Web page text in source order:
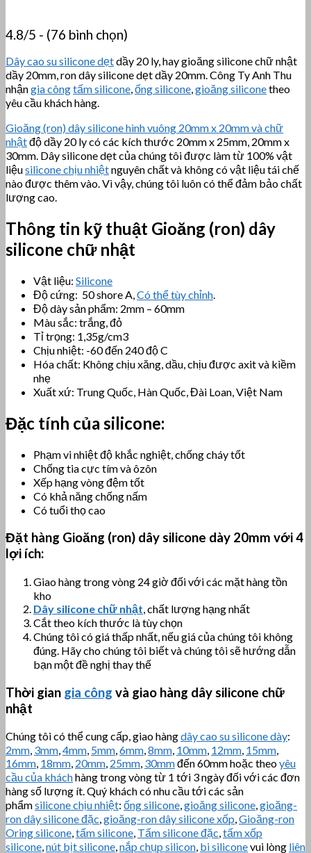
4.8/5 - (76 bình chọn)
Dây cao su silicone dẹtdầy 20 ly, hay gioăng silicone chữ nhật
dầy 20mm, ron dây silicone dẹt dầy 20mm. Công Ty Anh Thu
nhậngia côngtấm silicone,ống silicone,gioăng siliconetheo
yêu cầu khách hàng.
Gioăng (ron) dây silicone hình vuông 20mm x 20mm và chữ
nhậtđộ dầy 20 ly có các kích thước 20mm x 25mm, 20mm x
30mm. Dây silicone dẹt của chúng tôi được làm từ 100% vật
liệusilicone chịu nhiệtnguyên chất và không có vật liệu tái chế
nào được thêm vào. Vì vậy, chúng tôi luôn có thể đảm bảo chất
lượng cao.
Thông tin kỹ thuật Gioăng (ron) dây
silicone chữ nhật
Vật liệu: Silicone
Độ cứng: 50 shore A, Có thể tùy chỉnh
Độ dày sản phẩm: 2mm – 60mm
Màu sắc: trắng, đỏ
Tỉ trọng: 1,35g/cm3
Chịu nhiệt: -60 đến 240 độ C
Hóa chất: Không chịu xăng, dầu, chịu được axit và kiềm
nhẹ
Xuất xứ: Trung Quốc, Hàn Quốc, Đài Loan, Việt Nam
Đặc tính của silicone:
Phạm vi nhiệt độ khắc nghiệt, chống cháy tốt
Chống tia cực tím và ôzôn
Xếp hạng vòng đệm tốt
Có khả năng chống nấm
Có tuổi thọ cao
Đặt hàng Gioăng (ron) dây silicone dày 20mm với 4
lợi ích:
Giao hàng trong vòng 24 giờ đối với các mặt hàng tồn
kho
Dây silicone chữ nhật, chất lượng hạng nhất
Cắt theo kích thước là tùy chọn
Chúng tôi có giá thấp nhất, nếu giá của chúng tôi không
đúng. Hãy cho chúng tôi biết và chúng tôi sẽ hướng dẫn
bạn một đề nghị thay thế
Thời gian gia công và giao hàng dây silicone chữ
nhật
Chúng tôi có thể cung cấp, giao hàngdây cao su silicone dày:
2mm, 3mm,4mm, 5mm,6mm,8mm, 10mm, 12mm, 15mm,
16mm, 18mm, 20mm, 25mm, 30mmđến 60mm hoặc theoyêu
cầu của kháchhàng trong vòng từ 1 tới 3 ngày đối với các đơn
hàng số lượng ít. Quý khách có nhu cầu tới các sản
phẩmsilicone chịu nhiệt: ống silicone,gioăng silicone,gioăng-
ron dây silicone đặc,gioăng-ron dây silicone xốp,Gioăng-ron
Oring silicone,tấm silicone, Tấm silicone đặc,tấm xốp
silicone,nút bịt silicone,nắp chụp silicon, bi siliconevui lòng liên